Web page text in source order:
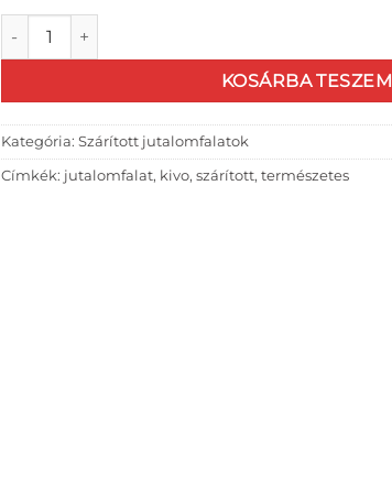
KIVO Szárított Bárány légcső mennyiség
KOSÁRBA TESZEM
Kategória: Szárított jutalomfalatok
Címkék: jutalomfalat, kivo, szárított, természetes